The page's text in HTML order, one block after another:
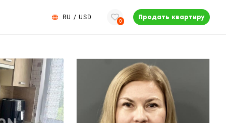
RU / USD
0
Продать квартиру